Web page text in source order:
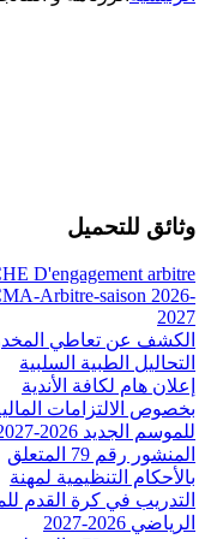
وثائق للتحميل
D'engagement arbitre
Arbitre-saison 2026-
2027
الكشف عن تعاطي
التحاليل الطبية السلبية
إعلان هام لكافة الأندية
بخصوص الالتزامات
للموسم الجديد 2026-2027_
المنشور رقم 79 المتعلق
بالأحكام التنظيمية لمهنة
التدريب في كرة القدم
الرياضي 2026-2027